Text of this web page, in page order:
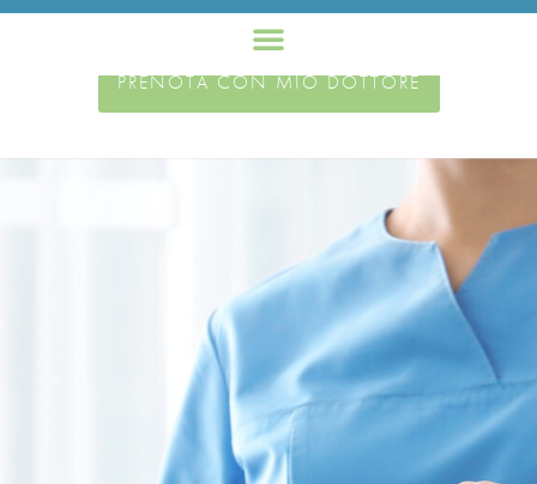
PRENOTA CON DOCTOLIB
PRENOTA CON MIO DOTTORE